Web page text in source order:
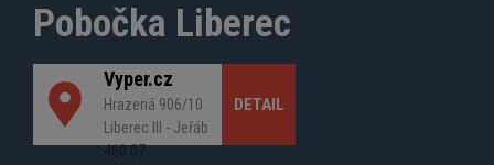
Pobočka Liberec
Vyper.cz
Hrazená 906/10
Liberec III - Jeřáb
460 07
DETAIL